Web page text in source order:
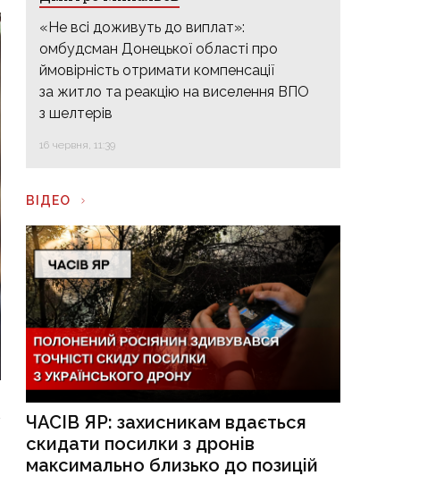
«Не всі доживуть до виплат»:
омбудсман Донецької області про
ймовірність отримати компенсації
за житло та реакцію на виселення ВПО
з шелтерів
16 червня, 11:39
ВІДЕО
ЧАСІВ ЯР: захисникам вдається
скидати посилки з дронів
максимально близько до позицій